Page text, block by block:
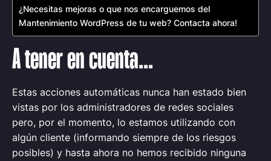
¿Necesitas mejoras o que nos encarguemos del
Mantenimiento WordPress de tu web? Contacta ahora!
A tener en cuenta...
Estas acciones automáticas nunca han estado bien
vistas por los administradores de redes sociales
pero, por el momento, lo estamos utilizando con
algún cliente (informando siempre de los riesgos
posibles) y hasta ahora no hemos recibido ninguna